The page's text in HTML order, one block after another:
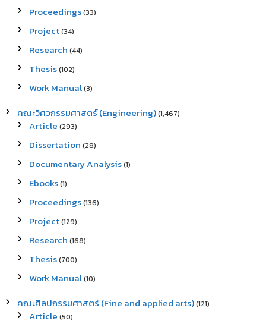
Proceedings(33)
Project(34)
Research (44)
Thesis(102)
Work Manual(3)
คณะวิศวกรรมศาสตร์ (Engineering)(1,467)
Article (293)
Dissertation (28)
Documentary Analysis(1)
Ebooks(1)
Proceedings(136)
Project(129)
Research (168)
Thesis(700)
Work Manual(10)
คณะศิลปกรรมศาสตร์ (Fine and applied arts)(121)
Article (50)